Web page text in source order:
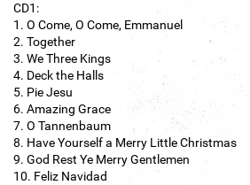
CD1:
1. O Come, O Come, Emmanuel
2. Together
3. We Three Kings
4. Deck the Halls
5. Pie Jesu
6. Amazing Grace
7. O Tannenbaum
8. Have Yourself a Merry Little Christmas
9. God Rest Ye Merry Gentlemen
10. Feliz Navidad